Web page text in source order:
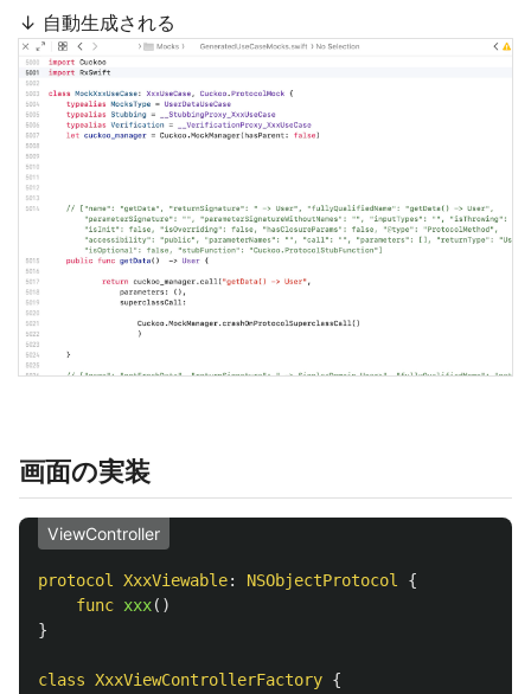
↓ 自動生成される
画面の実装
ViewController
protocol XxxViewable: NSObjectProtocol
{
func xxx()
}
class XxxViewControllerFactory {